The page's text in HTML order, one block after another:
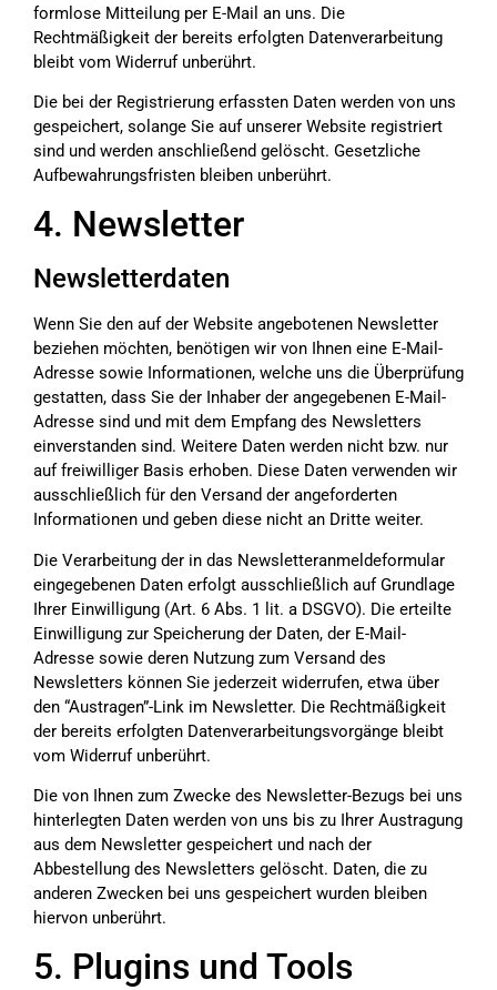
formlose Mitteilung per E-Mail an uns. Die
Rechtmäßigkeit der bereits erfolgten Datenverarbeitung
bleibt vom Widerruf unberührt.
Die bei der Registrierung erfassten Daten werden von uns
gespeichert, solange Sie auf unserer Website registriert
sind und werden anschließend gelöscht. Gesetzliche
Aufbewahrungsfristen bleiben unberührt.
4. Newsletter
Newsletterdaten
Wenn Sie den auf der Website angebotenen Newsletter
beziehen möchten, benötigen wir von Ihnen eine E-Mail-
Adresse sowie Informationen, welche uns die Überprüfung
gestatten, dass Sie der Inhaber der angegebenen E-Mail-
Adresse sind und mit dem Empfang des Newsletters
einverstanden sind. Weitere Daten werden nicht bzw. nur
auf freiwilliger Basis erhoben. Diese Daten verwenden wir
ausschließlich für den Versand der angeforderten
Informationen und geben diese nicht an Dritte weiter.
Die Verarbeitung der in das Newsletteranmeldeformular
eingegebenen Daten erfolgt ausschließlich auf Grundlage
Ihrer Einwilligung (Art. 6 Abs. 1 lit. a DSGVO). Die erteilte
Einwilligung zur Speicherung der Daten, der E-Mail-
Adresse sowie deren Nutzung zum Versand des
Newsletters können Sie jederzeit widerrufen, etwa über
den “Austragen”-Link im Newsletter. Die Rechtmäßigkeit
der bereits erfolgten Datenverarbeitungsvorgänge bleibt
vom Widerruf unberührt.
Die von Ihnen zum Zwecke des Newsletter-Bezugs bei uns
hinterlegten Daten werden von uns bis zu Ihrer Austragung
aus dem Newsletter gespeichert und nach der
Abbestellung des Newsletters gelöscht. Daten, die zu
anderen Zwecken bei uns gespeichert wurden bleiben
hiervon unberührt.
5. Plugins und Tools